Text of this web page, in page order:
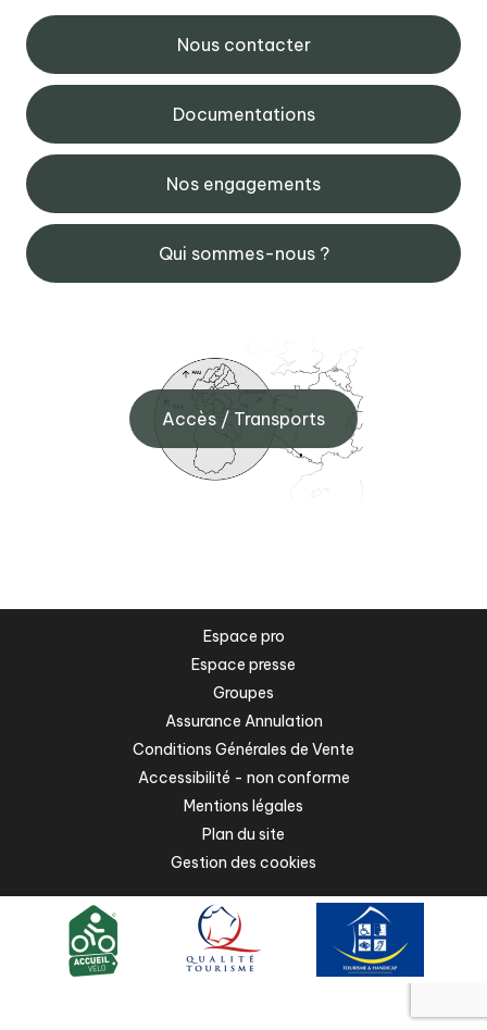
Nous contacter
Documentations
Nos engagements
Qui sommes-nous ?
Accès / Transports
Espace pro
Espace presse
Groupes
Assurance Annulation
Conditions Générales de Vente
Accessibilité - non conforme
Mentions légales
Plan du site
Gestion des cookies